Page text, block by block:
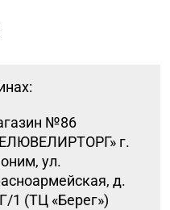
№86
г.
ул.
д.
1 (ТЦ «Берег»)